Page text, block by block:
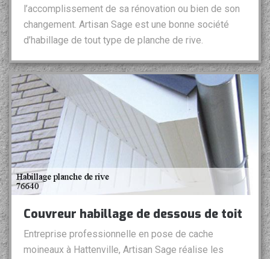
l’accomplissement de sa rénovation ou bien de son
changement. Artisan Sage est une bonne société
d’habillage de tout type de planche de rive.
Couvreur habillage de dessous de toit
Entreprise professionnelle en pose de cache
moineaux à Hattenville, Artisan Sage réalise les